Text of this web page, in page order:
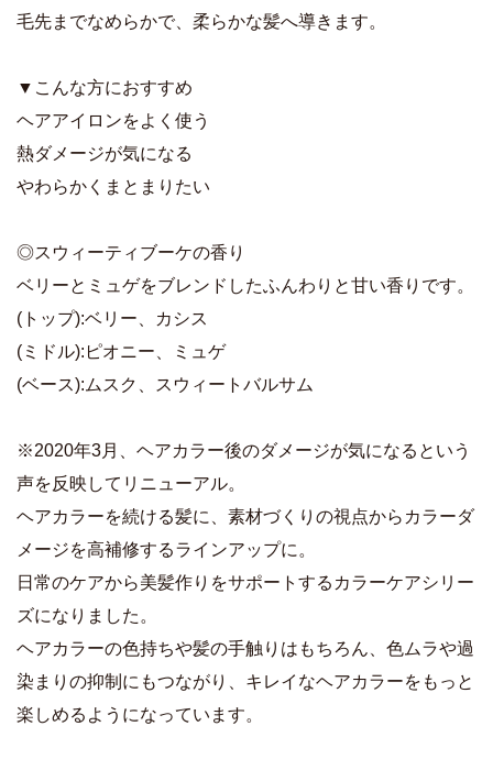
毛先までなめらかで、柔らかな髪へ導きます。
▼こんな方におすすめ
ヘアアイロンをよく使う
熱ダメージが気になる
やわらかくまとまりたい
◎スウィーティブーケの香り
ベリーとミュゲをブレンドしたふんわりと甘い香りです。
(トップ):ベリー、カシス
(ミドル):ピオニー、ミュゲ
(ベース):ムスク、スウィートバルサム
※2020年3月、ヘアカラー後のダメージが気になるという
声を反映してリニューアル。
ヘアカラーを続ける髪に、素材づくりの視点からカラーダ
メージを高補修するラインアップに。
日常のケアから美髪作りをサポートするカラーケアシリー
ズになりました。
ヘアカラーの色持ちや髪の手触りはもちろん、色ムラや過
染まりの抑制にもつながり、キレイなヘアカラーをもっと
楽しめるようになっています。